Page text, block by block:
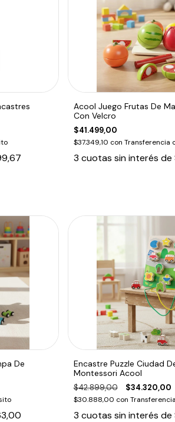
Acool Juego Frutas De
Con Velcro
$41.499,00
$37.349,10 con Transferencia
3 cuotas sin interés de
De
Encastre Puzzle Ciudad
Montessori Acool
$42.899,00 $34.320,00
$30.888,00 con
3 cuotas sin interés de